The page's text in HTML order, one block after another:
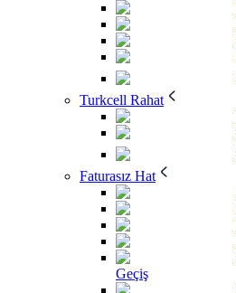
Turkcell Rahat
Faturasız Hat
Geçiş